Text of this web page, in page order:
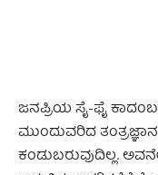
ಜನಪ್ರಿಯ ಸೈ-ಫೈ
ಮುಂದುವರಿದ
ಕಂಡುಬರುವುದಿಲ್ಲ.